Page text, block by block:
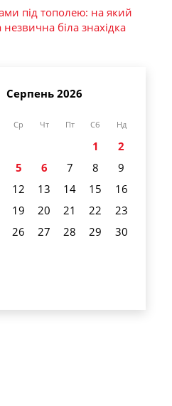
під тополею: на який
біла знахідка
Серпень 2026
Ср Чт Пт Сб Нд
1
2
5 6 7 8
9
12 13 14 15
16
19 20 21 22
23
26 27 28 29
30